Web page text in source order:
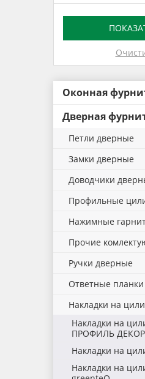
Оконная
Дверная
Петли дверные
Замки дверные
Доводчики
Профильные
Нажимные
Прочие
Ручки дверные
Ответные планки
Накладки на
Накладки на
ПРОФИЛЬ ДЕКОР
Накладки на
Накладки на